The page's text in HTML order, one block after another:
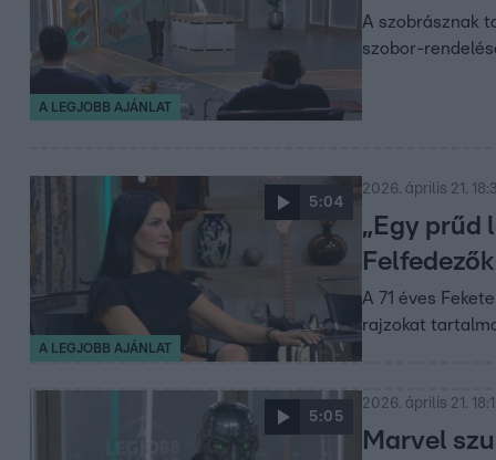
A LEGJOBB AJÁNLAT
A szobrásznak
szobor-
5:04
A LEGJOBB AJÁNLAT
2026. április 21.
„Egy prűd
Felfedezők
A 71 éves
rajzokat
5:05
2026. április 21.
Marvel